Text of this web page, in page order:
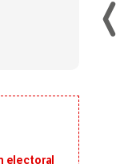
electoral